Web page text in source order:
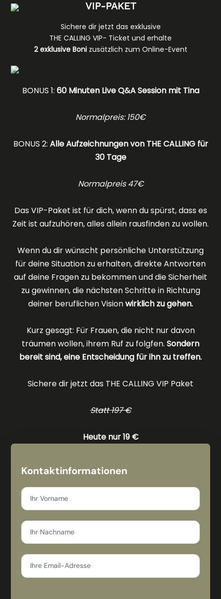
VIP-PAKET
Sichere dir jetzt das exklusive
THE CALLING VIP- Ticket und erhalte
2 exklusive Bonizusätzlich zum Online-Event
BONUS 1: 60 Minuten Live Q&A Session mit Tina
Normalpreis: 150€
BONUS 2: Alle Aufzeichnungen von THE CALLING für
30 Tage
Normalpreis 47€
Das VIP-Paket ist für dich, wenn du spürst, dass es
Zeit ist aufzuhören, alles allein rausfinden zu wollen.
Wenn du dir wünscht persönliche Unterstützung
für deine Situation zu erhalten, direkte Antworten
auf deine Fragen zu bekommen und die Sicherheit
zu gewinnen, die nächsten Schritte in Richtung
deiner beruflichen Visionwirklich zu gehen.
Kurz gesagt: Für Frauen, die nicht nur davon
träumen wollen, ihrem Ruf zu folgfen. Sondern
bereit sind, eine Entscheidung für ihn zu treffen.
Sichere dir jetzt das THE CALLING VIP Paket
Statt 197 €
Heute nur 19 €
Kontaktinformationen
Ihr Vorname
Ihr Nachname
Ihre Email-Adresse